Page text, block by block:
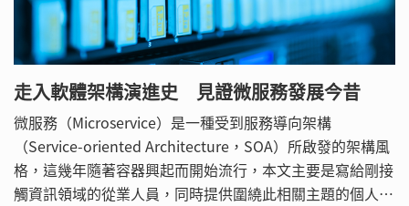
走入軟體架構演進史 見證微服務發展今昔
微服務（Microservice）是一種受到服務導向架構
（Service-oriented Architecture，SOA）所啟發的架構風
格，這幾年隨著容器興起而開始流行，本文主要是寫給剛接
觸資訊領域的從業人員，同時提供圍繞此相關主題的個人觀